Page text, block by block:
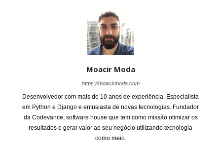
Moacir Moda
https://moacirmoda.com
Desenvolvedor com mais de 10 anos de experiência. Especialista
em Python e Django e entusiasta de novas tecnologias. Fundador
da Codevance, software house que tem como missão otimizar os
resultados e gerar valor ao seu negócio utilizando tecnologia
como meio.